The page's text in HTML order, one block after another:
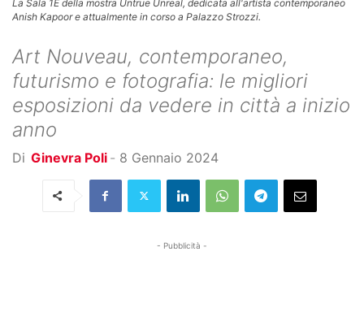
La Sala 1E della mostra Untrue Unreal, dedicata all'artista contemporaneo
Anish Kapoor e attualmente in corso a Palazzo Strozzi.
Art Nouveau, contemporaneo,
futurismo e fotografia: le migliori
esposizioni da vedere in città a inizio
anno
Di Ginevra Poli - 8 Gennaio 2024
- Pubblicità -